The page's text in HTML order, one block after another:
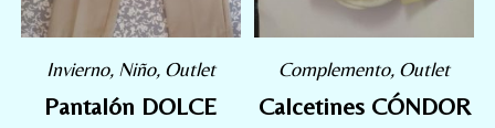
Invierno, Niño, Outlet
Pantalón DOLCE
Complemento, Outlet
Calcetines CÓNDOR